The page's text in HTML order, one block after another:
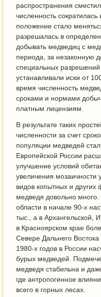
распространения
численность
положение стало
разрешалась в
добывать медведиц с
периода, за незаконную
специальных
устанавливали иски от
время численность
сроками и нормами
платным лицензиям.
В результате таких
численности за счет
популяции медведей
Европейской России
улучшение условий
увеличения мозаичности
видов копытных и других
медведя довольно
области в начале 90-х
тыс., а в Архангельской,
в Красноярском крае
Севере Дальнего
1980-х годов в России
бурых медведей.
медведя стабильна и
где антропогенное
всего в горных лесах.